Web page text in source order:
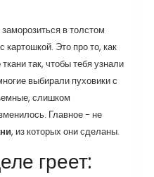
в толстом
картошкой. Это про то, как
так, чтобы тебя узнали
выбирали пуховики с
слишком
Главное - не
, из которых они сделаны.
греет: